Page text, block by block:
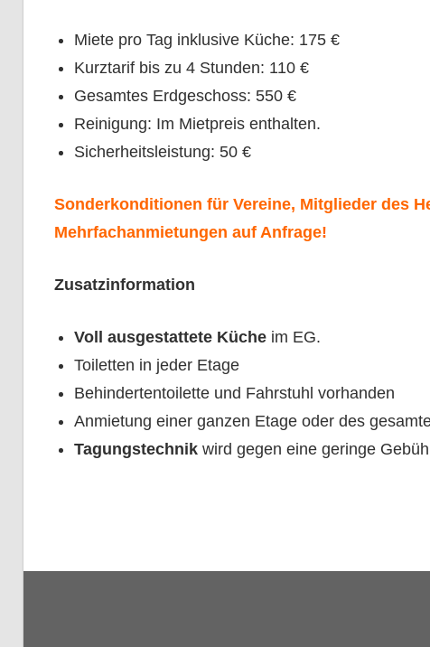
Miete pro Tag inklusive Küche: 175 €
Kurztarif bis zu 4 Stunden: 110 €
Gesamtes Erdgeschoss: 550 €
Reinigung: Im Mietpreis enthalten.
Sicherheitsleistung: 50 €
Sonderkonditionen für Vereine, Mitglieder des
Mehrfachanmietungen auf Anfrage!
Zusatzinformation
Voll ausgestattete Küche im EG.
Toiletten in jeder Etage
Behindertentoilette und Fahrstuhl vorhanden
Anmietung einer ganzen Etage oder des
Tagungstechnik wird gegen eine geringe